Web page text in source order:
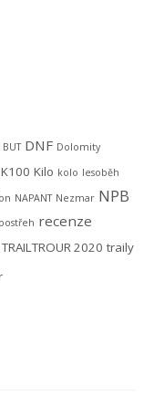
BUT DNF Dolomity
K100 Kilo kolo lesoběh
NAPANT Nezmar NPB
postřeh recenze
TRAILTROUR 2020 traily